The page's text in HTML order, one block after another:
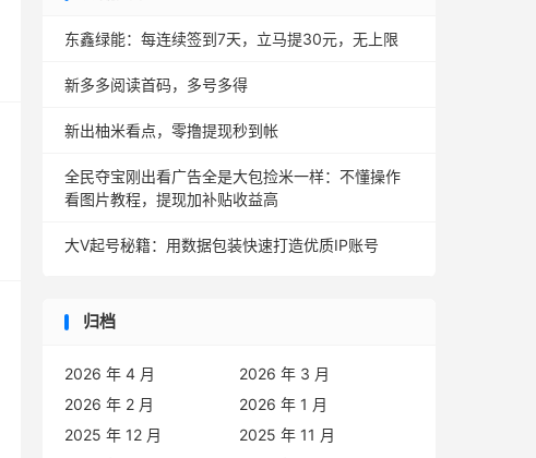
东鑫绿能：每连续签到7天，立马提30元，无上限
新多多阅读首码，多号多得
新出柚米看点，零撸提现秒到帐
全民夺宝刚出看广告全是大包捡米一样：不懂操作
看图片教程，提现加补贴收益高
大V起号秘籍：用数据包装快速打造优质IP账号
归档
2026 年 4 月
2026 年 3 月
2026 年 2 月
2026 年 1 月
2025 年 12 月
2025 年 11 月